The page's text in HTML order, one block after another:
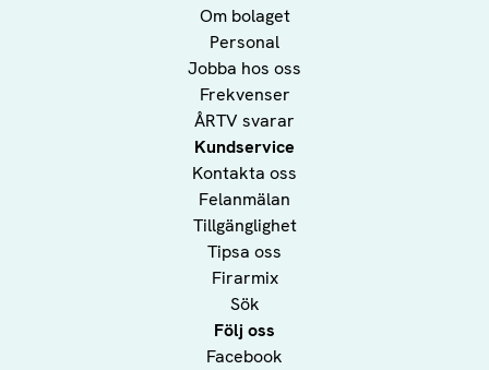
Om bolaget
Personal
Jobba hos oss
Frekvenser
ÅRTV svarar
Kundservice
Kontakta oss
Felanmälan
Tillgänglighet
Tipsa oss
Firarmix
Sök
Följ oss
Facebook